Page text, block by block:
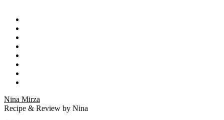
Nina Mirza
Recipe & Review by Nina